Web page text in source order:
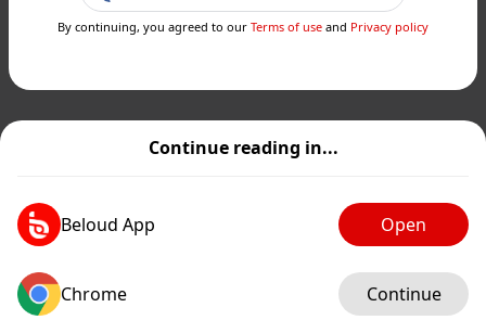
Continue reading in...
Beloud App Open
Chrome Continue
By continuing, you agreed to our Terms of use and Privacy policy